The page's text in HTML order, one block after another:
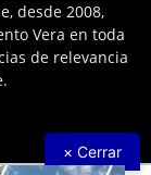
desde 2008,
Vera en toda
de relevancia
× Cerrar